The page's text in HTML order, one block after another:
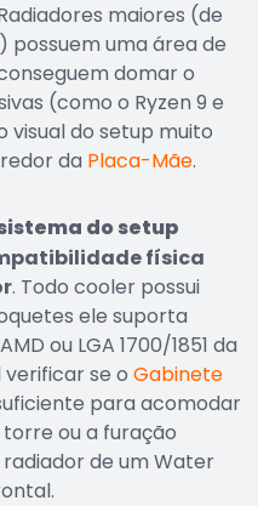
maiores (de
possuem uma área de
domar o
(como o Ryzen 9 e
visual do setup muito
da Placa-Mãe.
do setup
física
. Todo cooler possui
ele suporta
ou LGA 1700/1851 da
verificar se o Gabinete
para acomodar
ou a furação
de um Water